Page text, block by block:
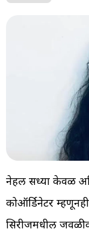
नेहल सध्या केवळ
कोऑर्डिनेटर
सिरीजमधील